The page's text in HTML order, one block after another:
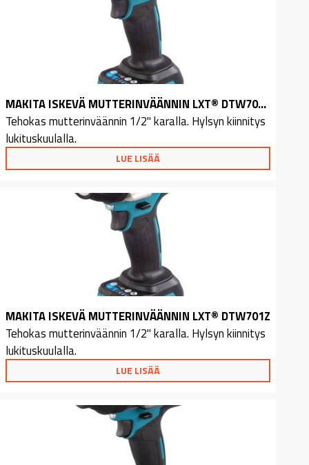
MAKITA ISKEVÄ MUTTERINVÄÄNNIN LXT® DTW701RTJ
Tehokas mutterinväännin 1/2" karalla. Hylsyn kiinnitys
lukituskuulalla.
LUE LISÄÄ
MAKITA ISKEVÄ MUTTERINVÄÄNNIN LXT® DTW701Z
Tehokas mutterinväännin 1/2" karalla. Hylsyn kiinnitys
lukituskuulalla.
LUE LISÄÄ